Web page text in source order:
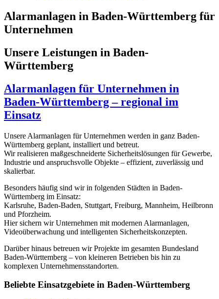
Alarmanlagen in Baden-Württemberg für
Unternehmen
Unsere Leistungen in Baden-
Württemberg
Alarmanlagen für Unternehmen in
Baden-Württemberg – regional im
Einsatz
Unsere Alarmanlagen für Unternehmen werden in ganz Baden-
Württemberg geplant, installiert und betreut.
Wir realisieren maßgeschneiderte Sicherheitslösungen für Gewerbe,
Industrie und anspruchsvolle Objekte – effizient, zuverlässig und
skalierbar.
Besonders häufig sind wir in folgenden Städten in Baden-
Württemberg im Einsatz:
Karlsruhe, Baden-Baden, Stuttgart, Freiburg, Mannheim, Heilbronn
und Pforzheim.
Hier sichern wir Unternehmen mit modernen Alarmanlagen,
Videoüberwachung und intelligenten Sicherheitskonzepten.
Darüber hinaus betreuen wir Projekte im gesamten Bundesland
Baden-Württemberg – von kleineren Betrieben bis hin zu
komplexen Unternehmensstandorten.
Beliebte Einsatzgebiete in Baden-Württemberg